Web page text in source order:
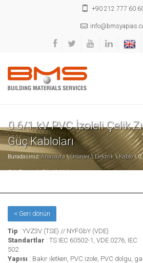
+90 212 777 60
0.6/1 kV PVC İzoleli Çelik
Güç Kabloları
Buradasınız: Anasayfa\Ürünler\ Elektrik\ Kablo\
Çok Damarlı Güç Kabloları
< Geri dönün
Tip : YVZ3V (TSE) // NYFGbY (VDE)
Standartlar : TS IEC 60502-1, VDE 0276, IEC
502
Yapısı : Bakır iletken, PVC izole, PVC dolgu,